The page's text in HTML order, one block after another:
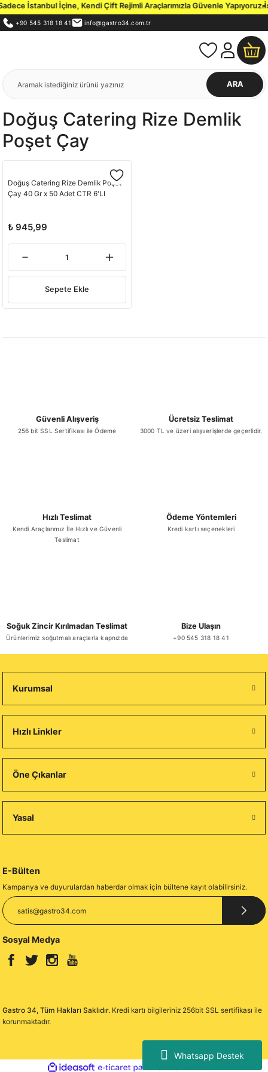
Whatsapp Destek
İstanbul İçine, Kendi Çift Rejimli Araçlarımızla Güvenle Yapıyoruz.
+90 545 318 18 41 info@gastro34.com.tr
ARA
Doğuş Catering Rize Demlik
Poşet Çay
Doğuş Catering Rize Demlik Poşet
Çay 40 Gr x 50 Adet CTR 6'LI
₺ 945,99
Sepete Ekle
Güvenli Alışveriş
256 bit SSL Sertifikası ile Ödeme
Ücretsiz Teslimat
3000 TL ve üzeri alışverişlerde geçerlidir.
Hızlı Teslimat
Kendi Araçlarımız İle Hızlı ve Güvenli
Teslimat
Ödeme Yöntemleri
Kredi kartı seçenekleri
Soğuk Zincir Kırılmadan Teslimat
Ürünlerimiz soğutmalı araçlarla kapnızda
Bize Ulaşın
+90 545 318 18 41
Kurumsal
Hızlı Linkler
Öne Çıkanlar
Yasal
E-Bülten
Kampanya ve duyurulardan haberdar olmak için bültene kayıt olabilirsiniz.
Sosyal Medya
Gastro 34, Tüm Hakları Saklıdır. Kredi kartı bilgileriniz 256bit SSL sertifikası ile
korunmaktadır.
ideasoft